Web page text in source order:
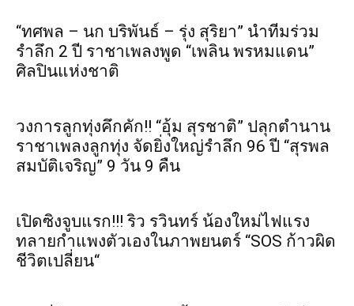
“ทศพล – นก บริพันธ์ – รุ่ง สุริยา” นำทีมร่วม
รำลึก 2 ปี ราชาเพลงพูด “เพลิน พรหมแดน”
ศิลปินแห่งชาติ
วงการลูกทุ่งคึกคัก!! “อุ้ม สุรชาติ” ปลุกตำนาน
ราชาเพลงลูกทุ่ง จัดยิ่งใหญ่รำลึก 96 ปี “สุรพล
สมบัติเจริญ” 9 วัน 9 คืน
เปิดซิงจูบแรก!!! ริว รวินทร์ น้องใหม่ไฟแรง
ทลายกำแพงตัวเองในภาพยนตร์ “SOS ก้าวผิด
ชีวิตเปลี่ยน“